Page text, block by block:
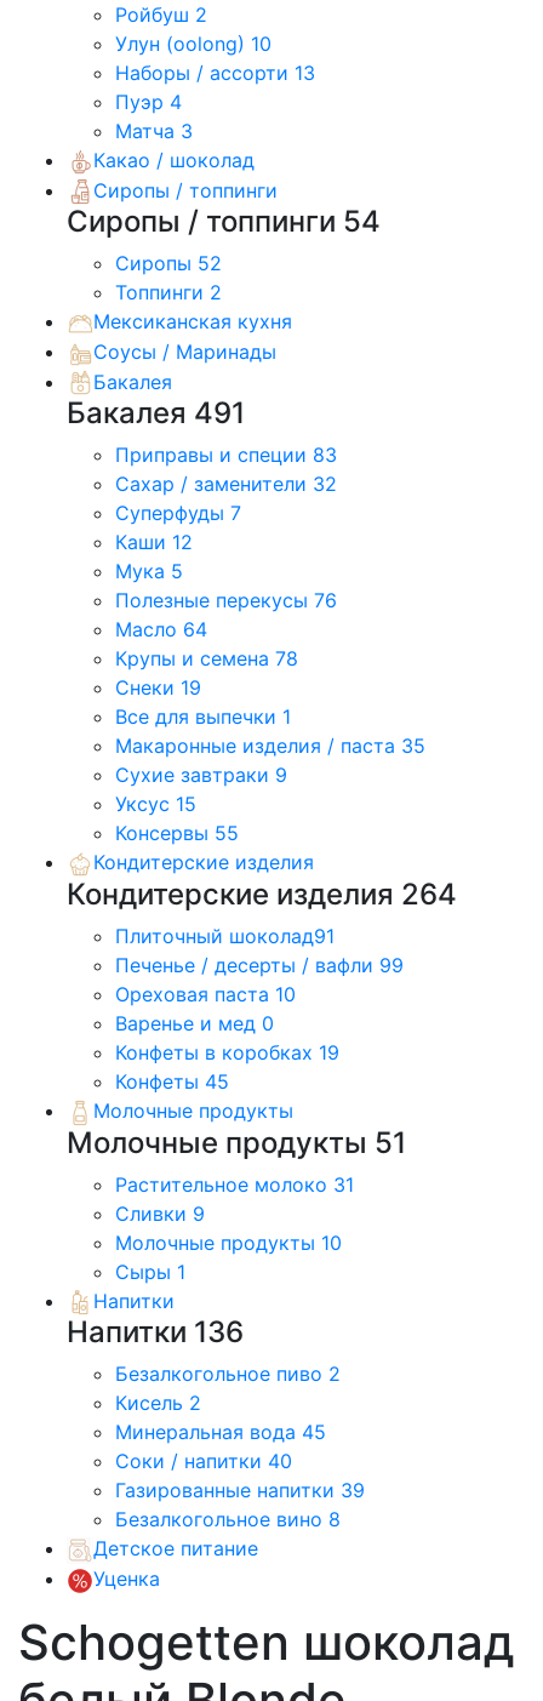
Ройбуш 2
Улун (oolong) 10
Наборы / ассорти 13
Пуэр 4
Матча 3
Какао / шоколад
Сиропы / топпинги
Сиропы / топпинги 54
Сиропы 52
Топпинги 2
Мексиканская кухня
Соусы / Маринады
Бакалея
Бакалея 491
Приправы и специи 83
Сахар / заменители 32
Суперфуды 7
Каши 12
Мука 5
Полезные перекусы 76
Масло 64
Крупы и семена 78
Снеки 19
Все для выпечки 1
Макаронные изделия / паста 35
Сухие завтраки 9
Уксус 15
Консервы 55
Кондитерские изделия
Кондитерские изделия 264
Плиточный шоколад91
Печенье / десерты / вафли 99
Ореховая паста 10
Варенье и мед 0
Конфеты в коробках 19
Конфеты 45
Молочные продукты
Молочные продукты 51
Растительное молоко 31
Сливки 9
Молочные продукты 10
Сыры 1
Напитки
Напитки 136
Безалкогольное пиво 2
Кисель 2
Минеральная вода 45
Соки / напитки 40
Газированные напитки 39
Безалкогольное вино 8
Детское питание
Уценка
Schogetten шоколад